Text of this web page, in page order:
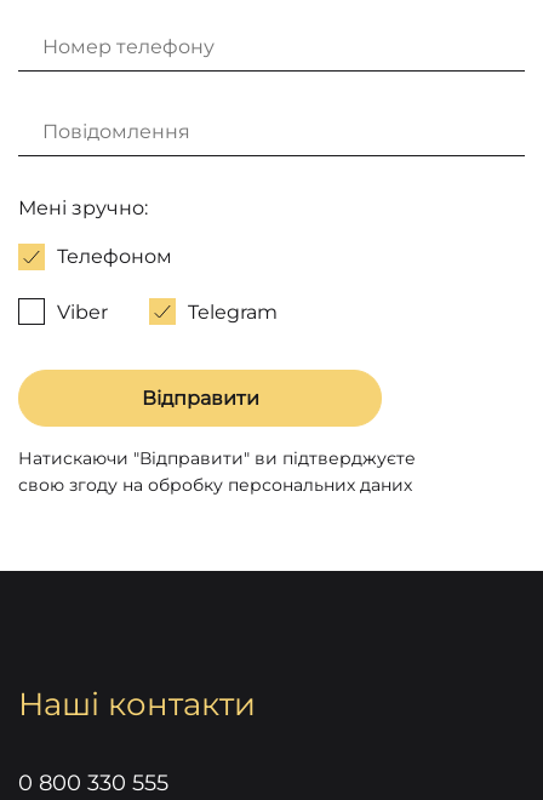
Мені зручно:
Телефоном
Viber Telegram
Натискаючи "Відправити" ви підтверджуєте
свою згоду на обробку персональних даних
Наші контакти
0 800 330 555